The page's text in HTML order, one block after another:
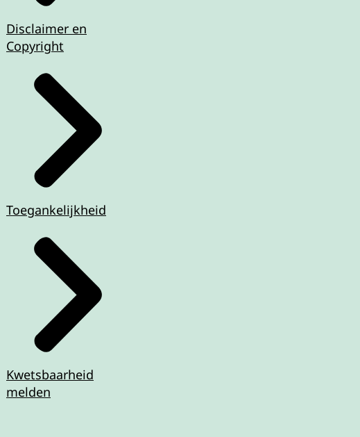
Disclaimer en
Copyright
Toegankelijkheid
Kwetsbaarheid
melden